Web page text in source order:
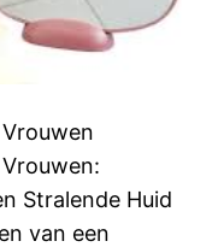
Stralende Huid
van een